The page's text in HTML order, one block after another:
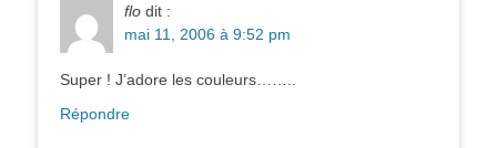
flo dit :
mai 11, 2006 à 9:52 pm
Super ! J’adore les couleurs……..
Répondre